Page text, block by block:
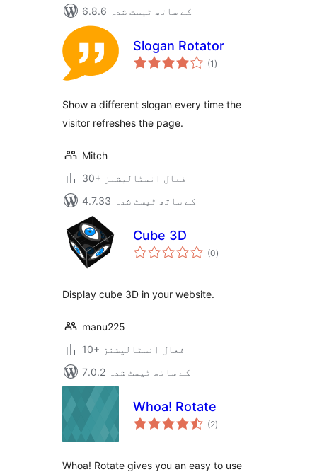
6.8.6 کے ساتھ ٹیسٹ شدہ
Slogan Rotator
(1 مجموعی
درجہ
)
Show a different slogan every time the
visitor refreshes the page.
Mitch
30+ فعال انسٹالیشنز
4.7.33 کے ساتھ ٹیسٹ شدہ
Cube 3D
(0مجموعی
درجہ
)
Display cube 3D in your website.
manu225
10+ فعال انسٹالیشنز
7.0.2 کے ساتھ ٹیسٹ شدہ
Whoa! Rotate
(2مجموعی
درجہ
)
Whoa! Rotate gives you an easy to use